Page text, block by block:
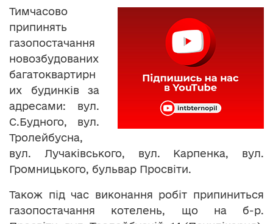
Тимчасово
припинять
газопостачання
новозбудованих
багатоквартирн
их будинків за
адресами: вул.
С.Будного, вул.
Тролейбусна,
вул. Лучаківського, вул. Карпенка, вул.
Громницького, бульвар Просвіти.
Також під час виконання робіт припиниться
газопостачання котелень, що на б-р.